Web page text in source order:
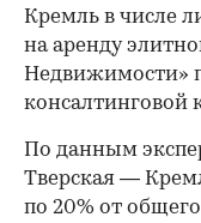
Кремль в числе
на аренду
Недвижимости»
консалтинговой
По данным
Тверская —
по 20% от